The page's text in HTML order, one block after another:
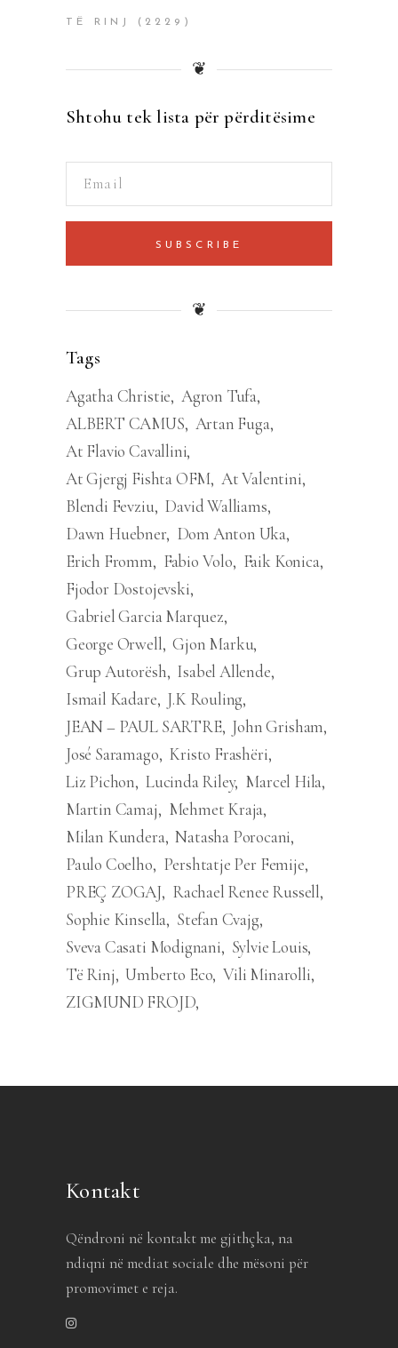
TË RINJ (2229)
❦
Shtohu tek lista për përditësime
SUBSCRIBE
❦
Tags
Agatha Christie Agron Tufa
ALBERT CAMUS Artan Fuga
At Flavio Cavallini
At Gjergj Fishta OFM At Valentini
Blendi Fevziu David Walliams
Dawn Huebner Dom Anton Uka
Erich Fromm
Fabio Volo
Faik Konica
Fjodor Dostojevski
Gabriel Garcia Marquez
George Orwell Gjon Marku
Grup Autorësh Isabel Allende
Ismail Kadare J.K Rouling
JEAN – PAUL SARTRE John Grisham
José Saramago Kristo Frashëri
Liz Pichon Lucinda Riley Marcel Hila
Martin Camaj
Mehmet Kraja
Milan Kundera Natasha Porocani
Paulo Coelho
Pershtatje Per Femije
PREÇ ZOGAJ
Rachael Renee Russell
Sophie Kinsella Stefan Cvajg
Sveva Casati Modignani
Sylvie Louis
Të Rinj Umberto Eco Vili Minarolli
ZIGMUND FROJD
Kontakt
Qëndroni në kontakt me gjithçka, na
ndiqni në mediat sociale dhe mësoni për
promovimet e reja.